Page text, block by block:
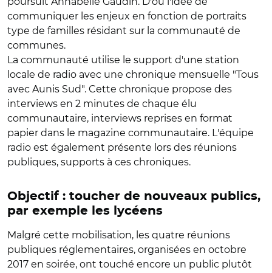
communiquer les enjeux en fonction de portraits
type de familles résidant sur la communauté de
communes.
La communauté utilise le support d'une station
locale de radio avec une chronique mensuelle "Tous
avec Aunis Sud". Cette chronique propose des
interviews en 2 minutes de chaque élu
communautaire, interviews reprises en format
papier dans le magazine communautaire. L'équipe
radio est également présente lors des réunions
publiques, supports à ces chroniques.
Objectif : toucher de nouveaux publics,
par exemple les lycéens
Malgré cette mobilisation, les quatre réunions
publiques réglementaires, organisées en octobre
2017 en soirée, ont touché encore un public plutôt